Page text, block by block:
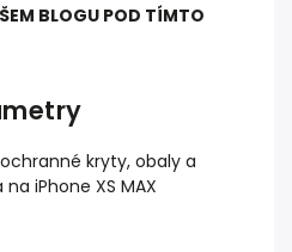
BLOGU POD TÍMTO
kryty, obaly a
iPhone XS MAX